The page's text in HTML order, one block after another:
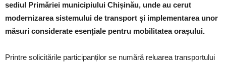
sediul Primăriei municipiului Chișinău, unde au cerut
modernizarea sistemului de transport și implementarea unor
măsuri considerate esențiale pentru mobilitatea orașului.
Printre solicitările participanților se numără reluarea transportului